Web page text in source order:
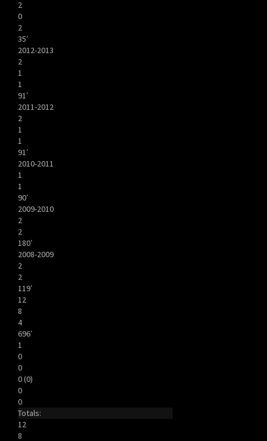
2
0
2
35′
2012-2013
2
1
1
91′
2011-2012
2
1
1
91′
2010-2011
1
1
90′
2009-2010
2
2
180′
2008-2009
2
2
119′
12
8
4
696′
1
0
0
0 (0)
0
0
Totals:
12
8